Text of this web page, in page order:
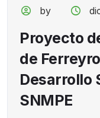
by
Proyecto
de
Desarrollo
SNMPE